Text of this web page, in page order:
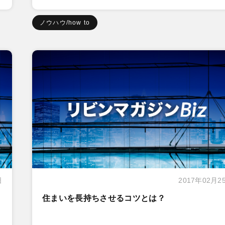
ノウハウ/how to
2017年02月
住まいを長持ちさせるコツとは？